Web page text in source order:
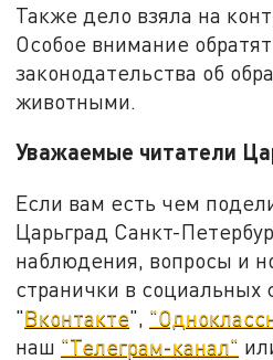
Также дело взяла на
Особое внимание
законодательства об
животными.
Уважаемые читатели
Если вам есть чем
Царьград Санкт-
наблюдения, вопросы и
странички в социальных
"Вконтакте",
наш "Телеграм-канал"